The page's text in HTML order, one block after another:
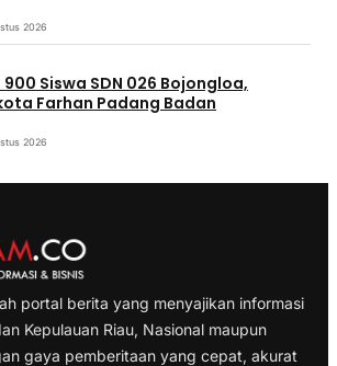
2026
900 Siswa SDN 026 Bojongloa,
Farhan Padang Badan
2026
portal berita yang menyajikan informasi
Kepulauan Riau, Nasional maupun
gaya pemberitaan yang cepat, akurat